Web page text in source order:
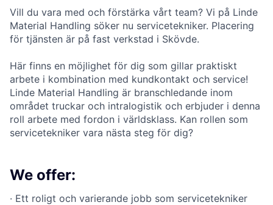
Vill du vara med och förstärka vårt team? Vi på Linde
Material Handling söker nu servicetekniker. Placering
för tjänsten är på fast verkstad i Skövde.
Här finns en möjlighet för dig som gillar praktiskt
arbete i kombination med kundkontakt och service!
Linde Material Handling är branschledande inom
området truckar och intralogistik och erbjuder i denna
roll arbete med fordon i världsklass. Kan rollen som
servicetekniker vara nästa steg för dig?
We offer:
· Ett roligt och varierande jobb som servicetekniker